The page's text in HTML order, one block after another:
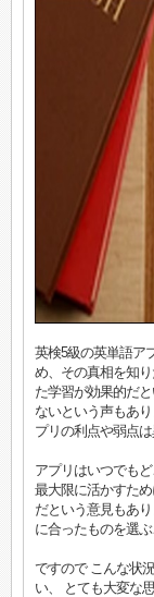
英検5級の英単語ア
め、その真相を知
た学習が効果的だ
ないという声もあ
プリの利点や弱点
アプリはいつでも
最大限に活かすた
だという意見もあ
に合ったものを選ぶ
ですので こんな状
い、 とても大変な